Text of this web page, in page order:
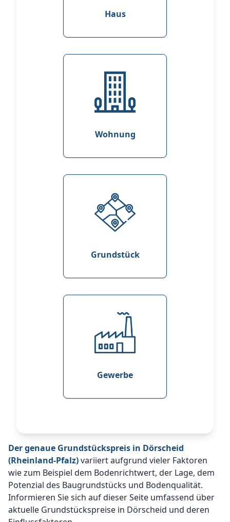
Haus
Wohnung
Grundstück
Gewerbe
Der genaue Grundstückspreis in Dörscheid
(Rheinland-Pfalz)variiert aufgrund vieler Faktoren
wie zum Beispiel dem Bodenrichtwert, der Lage, dem
Potenzial des Baugrundstücks und Bodenqualität.
Informieren Sie sich auf dieser Seite umfassend über
aktuelle Grundstückspreise in Dörscheid und deren